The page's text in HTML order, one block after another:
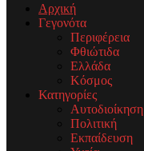
Αρχική
Γεγονότα
Περιφέρεια
Φθιώτιδα
Ελλάδα
Κόσμος
Κατηγορίες
Αυτοδιοίκηση
Πολιτική
Εκπαίδευση